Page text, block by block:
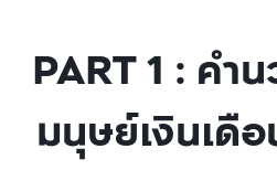
PART 1 : คำ
มนุษย์เงินเดือ